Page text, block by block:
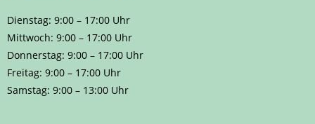
Dienstag: 9:00 – 17:00 Uhr
Mittwoch: 9:00 – 17:00 Uhr
Donnerstag: 9:00 – 17:00 Uhr
Freitag: 9:00 – 17:00 Uhr
Samstag: 9:00 – 13:00 Uhr